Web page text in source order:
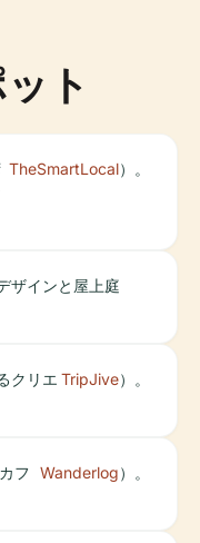
ト
TheSmartLocal）。
ザインと屋上庭
クリエ TripJive）。
フ Wanderlog）。